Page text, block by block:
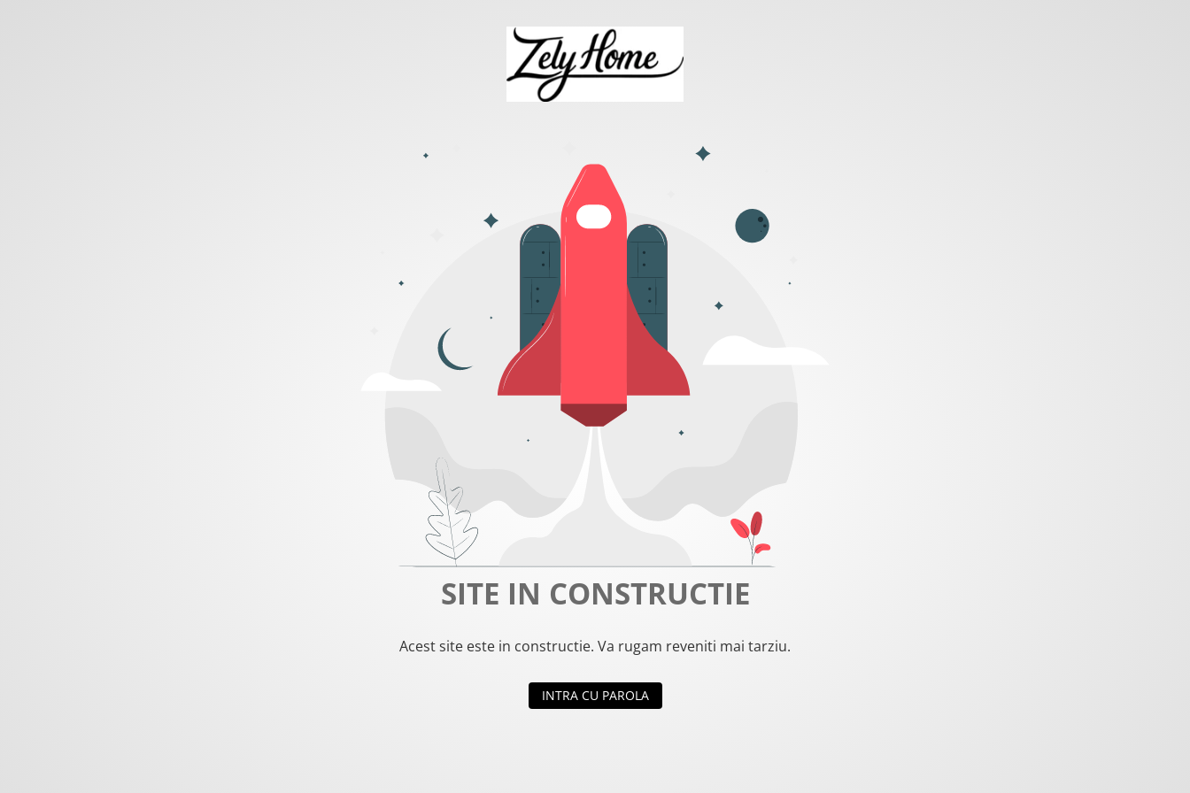
SITE IN CONSTRUCTIE
Acest site este in constructie. Va rugam reveniti mai tarziu.
INTRA CU PAROLA